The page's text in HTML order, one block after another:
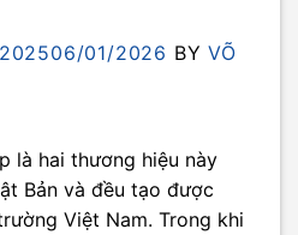
06/01/2026 BYVÕ
là hai thương hiệu này
Bản và đều tạo được
Việt Nam. Trong khi